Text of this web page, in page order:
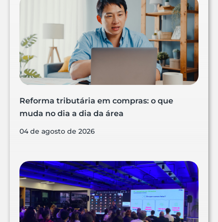
Reforma tributária em compras: o que
muda no dia a dia da área
04 de agosto de 2026